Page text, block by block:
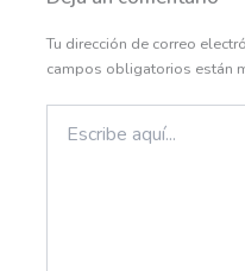
Tu dirección de correo
campos obligatorios están
aquí...